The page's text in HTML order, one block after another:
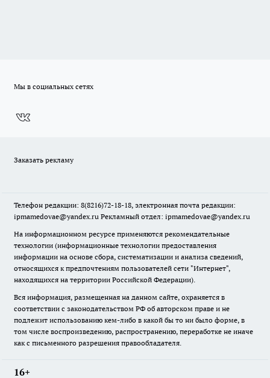
Мы в социальных сетях
Заказать рекламу
Телефон редакции: 8(8216)72-18-18, электронная почта редакции:
ipmamedovae@yandex.ru Рекламный отдел: ipmamedovae@yandex.ru
На информационном ресурсе применяются рекомендательные
технологии (информационные технологии предоставления
информации на основе сбора, систематизации и анализа сведений,
относящихся к предпочтениям пользователей сети "Интернет",
находящихся на территории Российской Федерации).
Вся информация, размещенная на данном сайте, охраняется в
соответствии с законодательством РФ об авторском праве и не
подлежит использованию кем-либо в какой бы то ни было форме, в
том числе воспроизведению, распространению, переработке не иначе
как с письменного разрешения правообладателя.
16+